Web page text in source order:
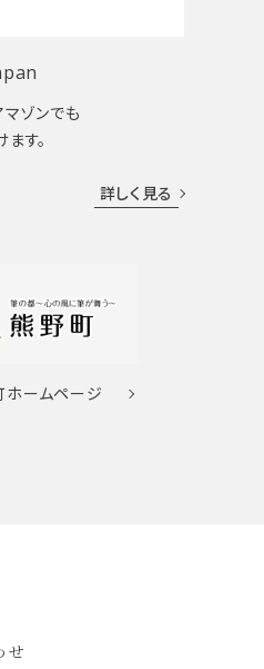
ゾンでも
す。
詳しく見る
ホームページ
せ